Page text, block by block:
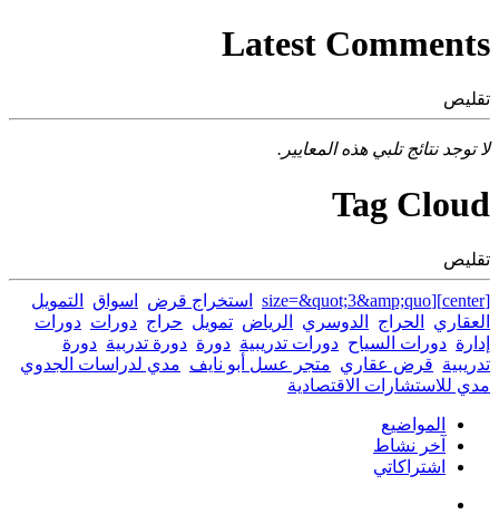
Latest
نتائج تلبي هذه المعايير.
Tag
استخراج قرض اسواق
التمويل
الحراج الدوسري الرياض تمويل حراج دورات
دورات
دورات السياح دورات تدريبية دورة دورة تدربية دورة
قرض عقاري متجر عسل أبو نايف مدي لدراسات الجدوي
للاستشارات الاقتصادية
المواضيع
آخر نشاط
اشتراكاتي